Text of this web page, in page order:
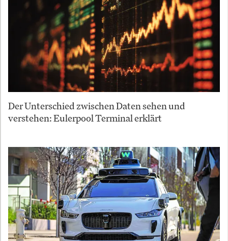
Der Unterschied zwischen Daten sehen und
verstehen: Eulerpool Terminal erklärt